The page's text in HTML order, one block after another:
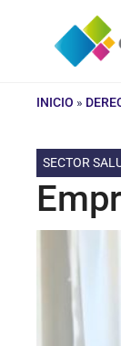
contenido
INICIO »
SECTOR